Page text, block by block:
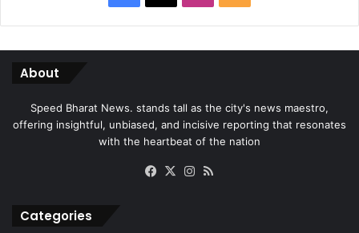
About
Speed Bharat News. stands tall as the city's news maestro,
offering insightful, unbiased, and incisive reporting that resonates
with the heartbeat of the nation
Facebook
X Instagram
Categories